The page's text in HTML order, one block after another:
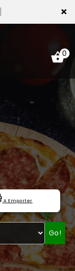
×
0
A Emporter
Go!